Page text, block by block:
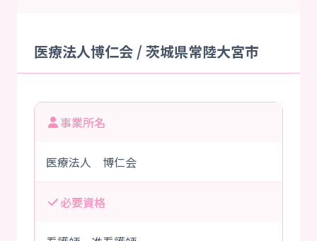
医療法人博仁会 / 茨城県常陸大宮市
事業所名
医療法人 博仁会
必要資格